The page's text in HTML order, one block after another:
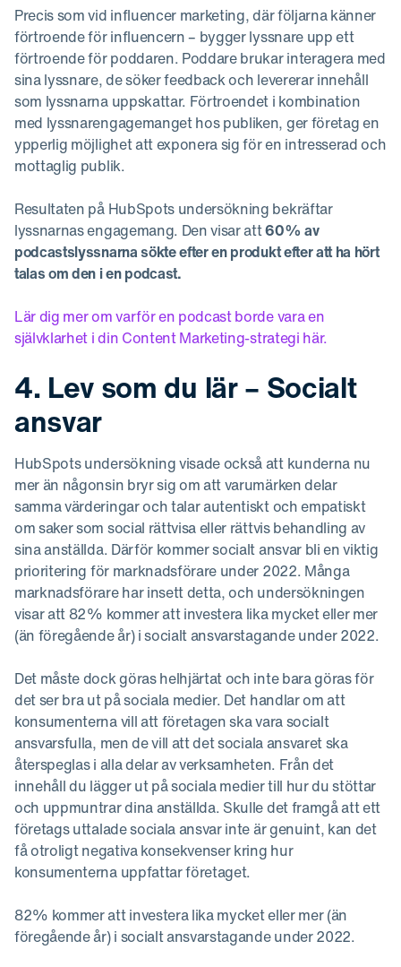
Precis som vid influencer marketing, där följarna känner
förtroende för influencern – bygger lyssnare upp ett
förtroende för poddaren. Poddare brukar interagera med
sina lyssnare, de söker feedback och levererar innehåll
som lyssnarna uppskattar. Förtroendet i kombination
med lyssnarengagemanget hos publiken, ger företag en
ypperlig möjlighet att exponera sig för en intresserad och
mottaglig publik.
Resultaten på HubSpots undersökning bekräftar
lyssnarnas engagemang. Den visar att60% av
podcastslyssnarna sökte efter en produkt efter att ha hört
talas om den i en podcast.
Lär dig mer om varför en podcast borde vara en
självklarhet i din Content Marketing-strategi här.
4. Lev som du lär – Socialt
ansvar
HubSpots undersökning visade också att kunderna nu
mer än någonsin bryr sig om att varumärken delar
samma värderingar och talar autentiskt och empatiskt
om saker som social rättvisa eller rättvis behandling av
sina anställda. Därför kommer socialt ansvar bli en viktig
prioritering för marknadsförare under 2022. Många
marknadsförare har insett detta, och undersökningen
visar att 82% kommer att investera lika mycket eller mer
(än föregående år) i socialt ansvarstagande under 2022.
Det måste dock göras helhjärtat och inte bara göras för
det ser bra ut på sociala medier. Det handlar om att
konsumenterna vill att företagen ska vara socialt
ansvarsfulla, men de vill att det sociala ansvaret ska
återspeglas i alla delar av verksamheten. Från det
innehåll du lägger ut på sociala medier till hur du stöttar
och uppmuntrar dina anställda. Skulle det framgå att ett
företags uttalade sociala ansvar inte är genuint, kan det
få otroligt negativa konsekvenser kring hur
konsumenterna uppfattar företaget.
82% kommer att investera lika mycket eller mer (än
föregående år) i socialt ansvarstagande under 2022.